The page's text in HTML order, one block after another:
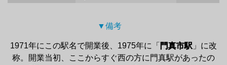
▼備考
1971年にこの駅名で開業後、1975年に「 門真市駅 」に改
称。開業当初、ここからすぐ西の方に門真駅があったの